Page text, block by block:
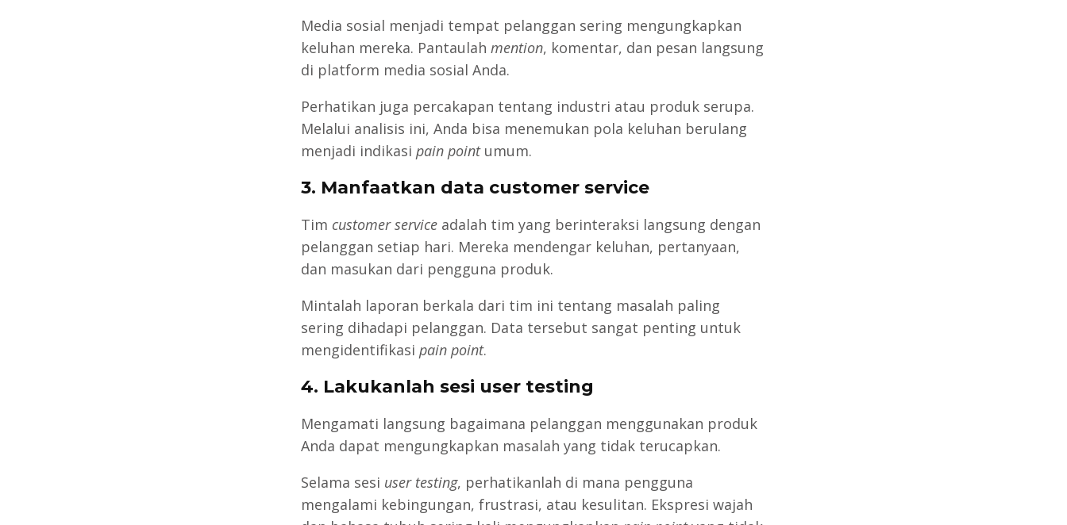
Media sosial menjadi tempat pelanggan sering mengungkapkan
keluhan mereka. Pantaulah mention, komentar, dan pesan langsung
di platform media sosial Anda.
Perhatikan juga percakapan tentang industri atau produk serupa.
Melalui analisis ini, Anda bisa menemukan pola keluhan berulang
menjadi indikasi pain pointumum.
3. Manfaatkan data customer service
Tim customer serviceadalah tim yang berinteraksi langsung dengan
pelanggan setiap hari. Mereka mendengar keluhan, pertanyaan,
dan masukan dari pengguna produk.
Mintalah laporan berkala dari tim ini tentang masalah paling
sering dihadapi pelanggan. Data tersebut sangat penting untuk
mengidentifikasi pain point.
4. Lakukanlah sesi user testing
Mengamati langsung bagaimana pelanggan menggunakan produk
Anda dapat mengungkapkan masalah yang tidak terucapkan.
Selama sesi user testing, perhatikanlah di mana pengguna
mengalami kebingungan, frustrasi, atau kesulitan. Ekspresi wajah